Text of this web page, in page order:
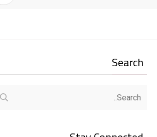
Search